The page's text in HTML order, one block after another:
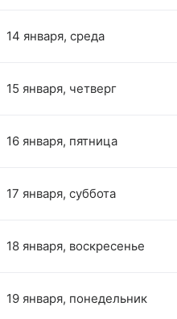
14 января, среда
15 января, четверг
16 января, пятница
17 января, суббота
18 января, воскресенье
19 января, понедельник